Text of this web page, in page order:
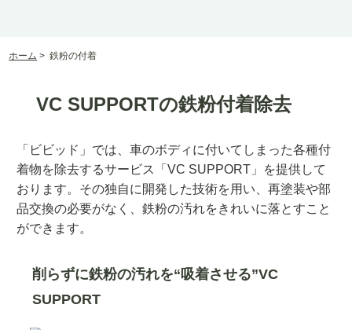
ホーム > 鉄粉の付着
VC SUPPORTの鉄粉付着除去
「ビビッド」では、車のボディに付いてしまった各種付
着物を除去するサービス「VC SUPPORT」を提供して
おります。その独自に開発した技術を用い、再塗装や部
品交換の必要がなく、鉄粉の汚れをきれいに落とすこと
ができます。
削らずに鉄粉の汚れを“吸着させる”VC
SUPPORT